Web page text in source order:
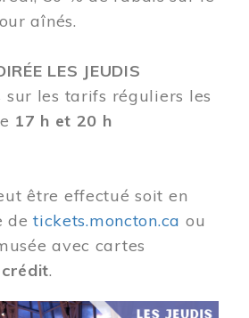
aînés.
LES JEUDIS
sur les tarifs réguliers les
17 h et 20 h
être effectué soit en
detickets.moncton.ca ou
avec cartes
crédit.